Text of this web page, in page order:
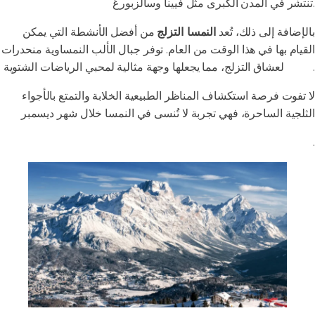
تنتشر في المدن الكبرى مثل فيينا وسالزبورغ.
بالإضافة إلى ذلك، تُعد النمسا التزلج من أفضل الأنشطة التي يمكن
القيام بها في هذا الوقت من العام. توفر جبال الألب النمساوية منحدرات
لعشاق التزلج، مما يجعلها وجهة مثالية لمحبي الرياضات الشتوية.
لا تفوت فرصة استكشاف المناظر الطبيعية الخلابة والتمتع بالأجواء
الثلجية الساحرة، فهي تجربة لا تُنسى في النمسا خلال شهر ديسمبر
.